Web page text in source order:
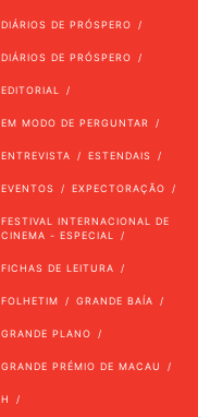
DIÁRIOS DE PRÓSPERO
DIÁRIOS DE PRÓSPERO
EDITORIAL
EM MODO DE PERGUNTAR
ENTREVISTA ESTENDAIS
EVENTOS EXPECTORAÇÃO
FESTIVAL INTERNACIONAL DE
CINEMA - ESPECIAL
FICHAS DE LEITURA
FOLHETIM GRANDE BAÍA
GRANDE PLANO
GRANDE PRÉMIO DE MACAU
H